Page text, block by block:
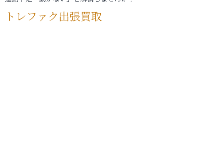
トレファク出張買取